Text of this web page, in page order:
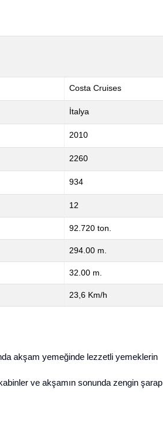
Costa Cruises
İtalya
2010
2260
934
12
92.720 ton.
294.00 m.
32.00 m.
23,6 Km/h
akşam yemeğinde lezzetli yemeklerin
ve akşamın sonunda zengin şarap